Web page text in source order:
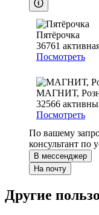
Пятёрочка
36761
Посмотреть
МАГНИТ,
32566
Посмотреть
По вашему
консультант по
В мессенджер
На почту
Другие